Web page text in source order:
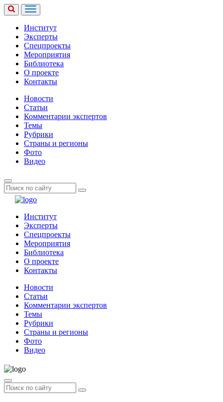
Институт
Эксперты
Спецпроекты
Мероприятия
Библиотека
О проекте
Контакты
Новости
Статьи
Комментарии экспертов
Темы
Рубрики
Страны и регионы
Фото
Видео
Институт
Эксперты
Спецпроекты
Мероприятия
Библиотека
О проекте
Контакты
Новости
Статьи
Комментарии экспертов
Темы
Рубрики
Страны и регионы
Фото
Видео